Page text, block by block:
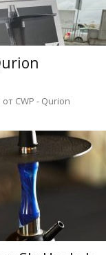
CWP - Qurion